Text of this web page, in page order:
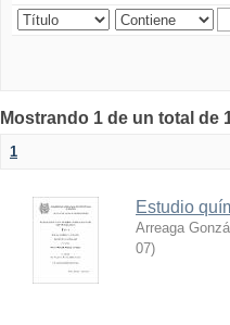
Mostrando 1 de un total de
1
Estudio
Arreaga
07)